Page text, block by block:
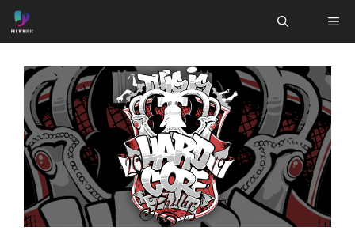
Aller
au